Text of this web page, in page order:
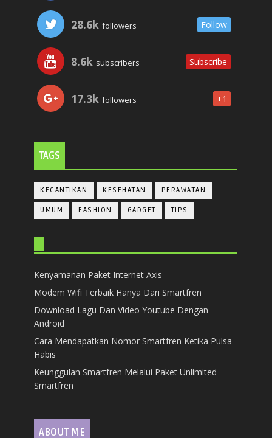
28.6k followers Follow
8.6k subscribers Subscribe
17.3k followers +1
TAGS
KECANTIKAN KESEHATAN PERAWATAN
UMUM FASHION GADGET TIPS
Kenyamanan Paket Internet Axis
Modem Wifi Terbaik Hanya Dari Smartfren
Download Lagu Dan Video Youtube Dengan
Android
Cara Mendapatkan Nomor Smartfren Ketika Pulsa
Habis
Keunggulan Smartfren Melalui Paket Unlimited
Smartfren
ABOUT ME